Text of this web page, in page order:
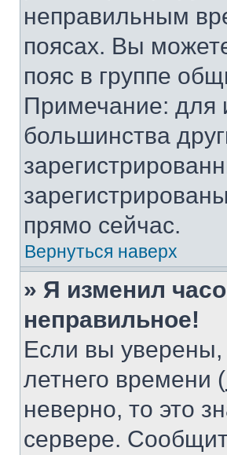
неправильным
поясах. Вы
пояс в группе
Примечание: для
большинства
прямо сейчас.
Вернуться наверх
» Я изменил
неправильное!
Если вы уверены,
летнего времени (
неверно, то это
сервере.